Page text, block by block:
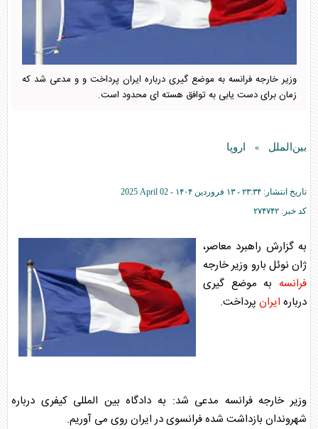
وزیر خارجه فرانسه به موضع گیری درباره ایران پرداخت و و مدعی شد که
زمان برای دست یابی به توافق هسته ای محدود است.
بین‌الملل » اروپا
تاریخ انتشار: ۲۳:۳۴ - ۱۳ فروردين ۱۴۰۴ -
2025 April 02
کد خبر: ۲۷۴۷۴۲
به گزارش راهبرد معاصر،
ژان نوئل بارو وزیر خارجه
فرانسه به موضع گیری
درباره ایران پرداخت.
وزیر خارجهفرانسه مدعی شد: به دادگاه بین المللی کیفری درباره
شهروندان بازداشت شده فرانسوی درایران روی می آوریم.